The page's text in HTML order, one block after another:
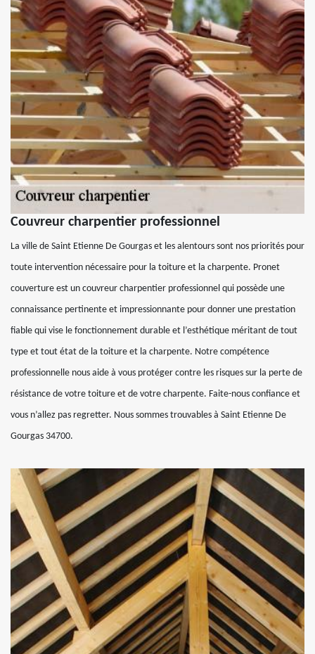
Couvreur charpentier professionnel
La ville de Saint Etienne De Gourgas et les alentours sont nos priorités pour
toute intervention nécessaire pour la toiture et la charpente. Pronet
couverture est un couvreur charpentier professionnel qui possède une
connaissance pertinente et impressionnante pour donner une prestation
fiable qui vise le fonctionnement durable et l’esthétique méritant de tout
type et tout état de la toiture et la charpente. Notre compétence
professionnelle nous aide à vous protéger contre les risques sur la perte de
résistance de votre toiture et de votre charpente. Faite-nous confiance et
vous n’allez pas regretter. Nous sommes trouvables à Saint Etienne De
Gourgas 34700.